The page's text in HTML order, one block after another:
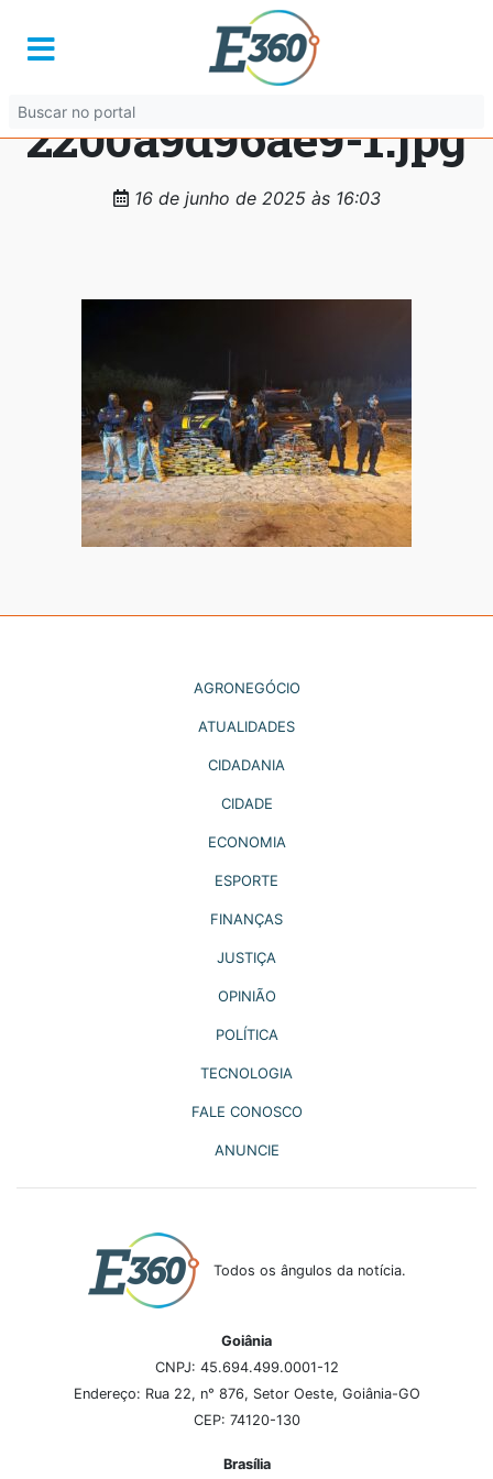
64f32b44-5b7e-
4246-b4e0-
2200a9d96ae9-1.jpg
16 de junho de 2025 às 16:03
AGRONEGÓCIO
ATUALIDADES
CIDADANIA
CIDADE
ECONOMIA
ESPORTE
FINANÇAS
JUSTIÇA
OPINIÃO
POLÍTICA
TECNOLOGIA
FALE CONOSCO
ANUNCIE
Todos os ângulos da notícia.
Goiânia
CNPJ: 45.694.499.0001-12
Endereço: Rua 22, n° 876, Setor Oeste, Goiânia-GO
CEP: 74120-130
Brasília